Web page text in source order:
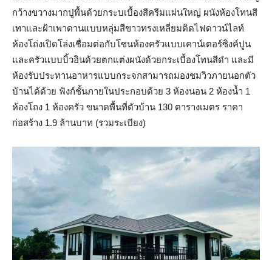
กว้างขวางมากปูพื้นด้วยกระบเบื้องสีครีมแผ่นใหญ่ ผนังห้องโทนสี
เทาและฝ้าเพาดานแบบหลุ่มสีขาวทรงเหลี่ยมติดไฟดาวน์ไลท์
ห้องโถ่งเปิดโล่งเชื่อมต่อกับโซนห้องครัวแบบเคาน์เตอร์ซิงค์ปูน
และครัวแบบบิ้วอินด้วยตกแต่งผนังด้วยกระเบื้องโทนสีดำ และมี
ห้องรับประทานอาหารแบบกระจกสามารถมองชมวิวภายนอกตัว
บ้านได้ด้วย ฟังก์ชั้นภายในประกอบด้วย 3 ห้องนอน 2 ห้องน้ำ 1
ห้องโถง 1 ห้องครัว ขนาดพื้นที่ตัวบ้าน 130 ตารางเมตร ราคา
ก่อสร้าง 1.9 ล้านบาท (รวมระเบียง)